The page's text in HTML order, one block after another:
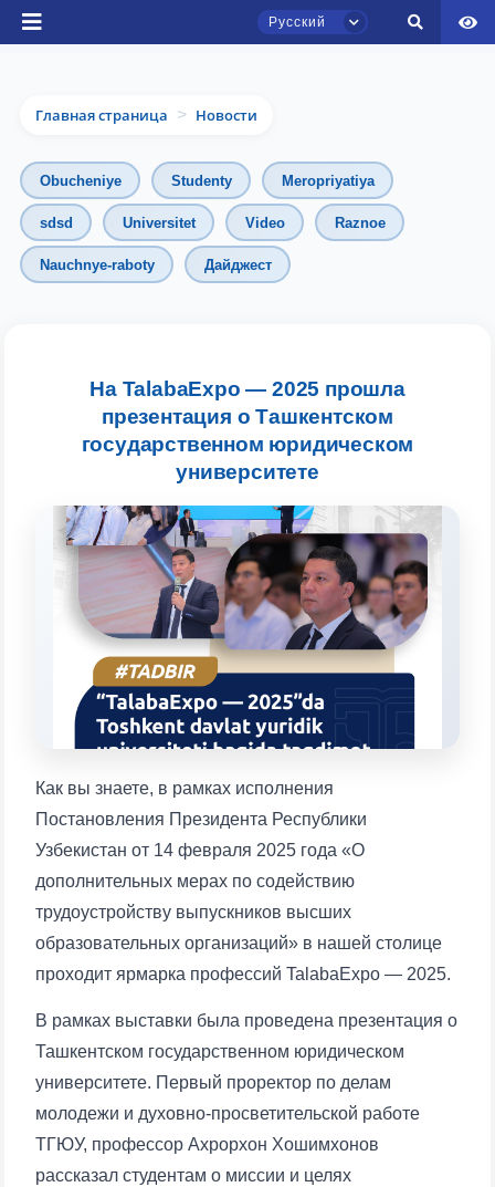
Русский
Главная страница > Новости
Obucheniye Studenty Meropriyatiya
sdsd Universitet Video Raznoe
Nauchnye-raboty Дайджест
На TalabaExpo — 2025 прошла
презентация о Ташкентском
государственном юридическом
университете
Как вы знаете, в рамках исполнения
Постановления Президента Республики
Узбекистан от 14 февраля 2025 года «О
дополнительных мерах по содействию
трудоустройству выпускников высших
образовательных организаций» в нашей столице
проходит ярмарка профессий TalabaExpo — 2025.
В рамках выставки была проведена презентация о
Ташкентском государственном юридическом
университете. Первый проректор по делам
молодежи и духовно-просветительской работе
ТГЮУ, профессор Ахрорхон Хошимхонов
рассказал студентам о миссии и целях
Чат приёмной комиссии ТГЮУ
Онлайн
Оставляйте здесь свои обращения по
вопросам приёма.
конкретные вопросы:
1. Документы (бакалавр) (5) 2. Документы (магистр) (4)
3. Собеседование (бакалавр) (8)
4. Собеседование (магистр) (5)
6. Онлайн-заявки (15)
8. Квота (бакалавриат) (1)